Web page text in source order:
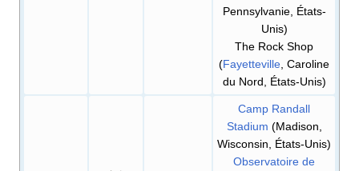
Pennsylvanie, États-
Unis)
The Rock Shop
(Fayetteville , Caroline
du Nord, États-Unis)
Camp Randall
Stadium (Madison,
Wisconsin, États-Unis)
Observatoire de